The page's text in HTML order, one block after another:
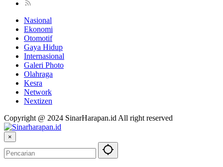
Nasional
Ekonomi
Otomotif
Gaya Hidup
Internasional
Galeri Photo
Olahraga
Kesra
Network
Nextizen
Copyright @ 2024 SinarHarapan.id All right reserved
×